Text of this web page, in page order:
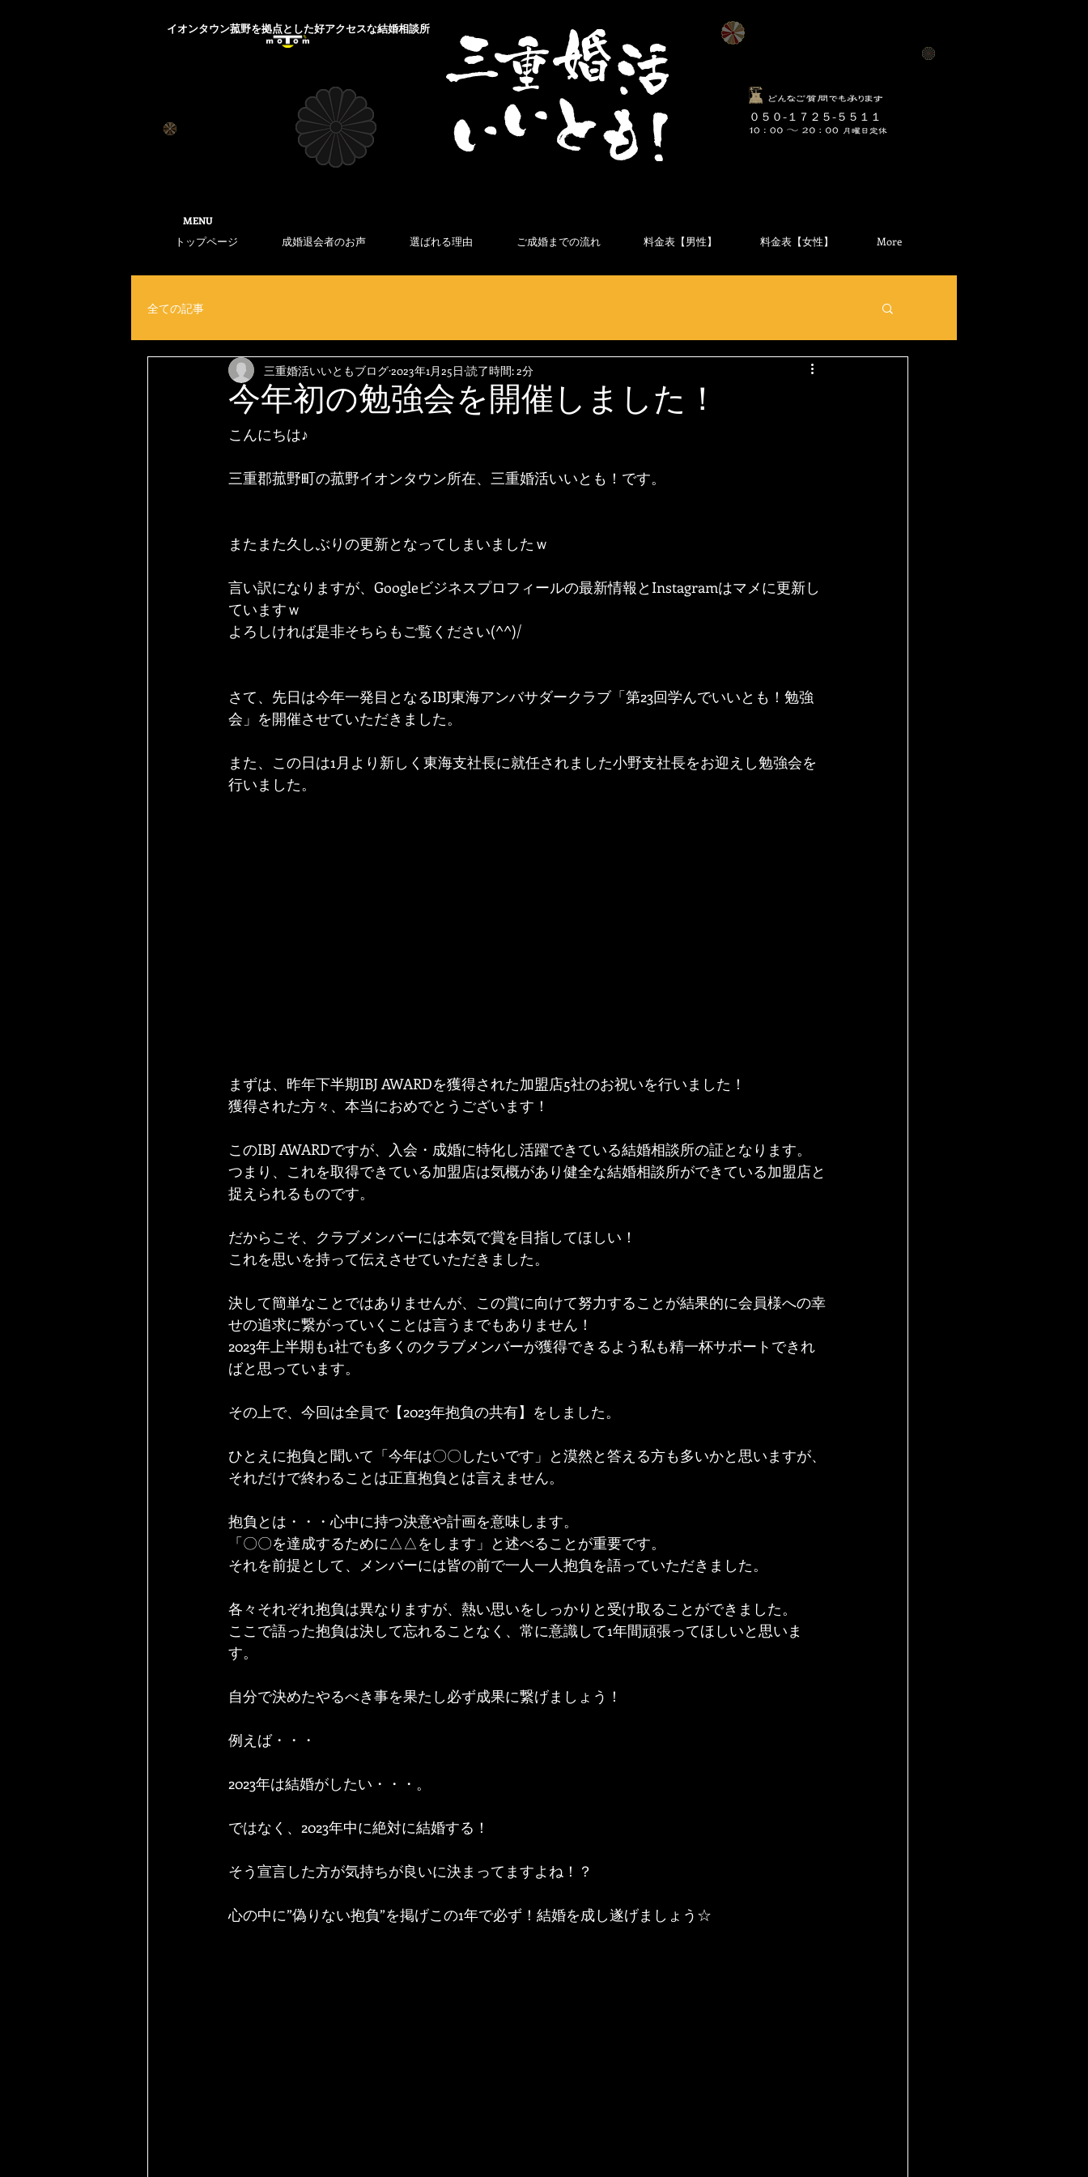
​MENU
​イオンタウン菰野を拠点とした好アクセスな結婚相談所
トップページ 成婚退会者のお声 選ばれる理由 ご成婚までの流れ 料金表【男性】 料金表【女性】 More
​０５０-１７２５-５５１１
全ての記事
今年初の勉強会を開催しました！
三重婚活いいともブログ2023年1月25日 読了時間: 2分
こんにちは♪
三重郡菰野町の菰野イオンタウン所在、三重婚活いいとも！です。
またまた久しぶりの更新となってしまいましたｗ
言い訳になりますが、Googleビジネスプロフィールの最新情報とInstagramはマメに更新し
ていますｗ
よろしければ是非そちらもご覧ください(^^)/
さて、先日は今年一発目となるIBJ東海アンバサダークラブ「第23回学んでいいとも！勉強
会」を開催させていただきました。
また、この日は1月より新しく東海支社長に就任されました小野支社長をお迎えし勉強会を
行いました。
まずは、昨年下半期IBJ AWARDを獲得された加盟店5社のお祝いを行いました！
獲得された方々、本当におめでとうございます！
このIBJ AWARDですが、入会・成婚に特化し活躍できている結婚相談所の証となります。
つまり、これを取得できている加盟店は気概があり健全な結婚相談所ができている加盟店と
捉えられるものです。
だからこそ、クラブメンバーには本気で賞を目指してほしい！
これを思いを持って伝えさせていただきました。
決して簡単なことではありませんが、この賞に向けて努力することが結果的に会員様への幸
せの追求に繋がっていくことは言うまでもありません！
2023年上半期も1社でも多くのクラブメンバーが獲得できるよう私も精一杯サポートできれ
ばと思っています。
その上で、今回は全員で【2023年抱負の共有】をしました。
ひとえに抱負と聞いて「今年は〇〇したいです」と漠然と答える方も多いかと思いますが、
それだけで終わることは正直抱負とは言えません。
抱負とは・・・心中に持つ決意や計画を意味します。
「〇〇を達成するために△△をします」と述べることが重要です。
それを前提として、メンバーには皆の前で一人一人抱負を語っていただきました。
各々それぞれ抱負は異なりますが、熱い思いをしっかりと受け取ることができました。
ここで語った抱負は決して忘れることなく、常に意識して1年間頑張ってほしいと思いま
す。
自分で決めたやるべき事を果たし必ず成果に繋げましょう！
例えば・・・
2023年は結婚がしたい・・・。
ではなく、2023年中に絶対に結婚する！
そう宣言した方が気持ちが良いに決まってますよね！？
心の中に”偽りない抱負”を掲げこの1年で必ず！結婚を成し遂げましょう☆